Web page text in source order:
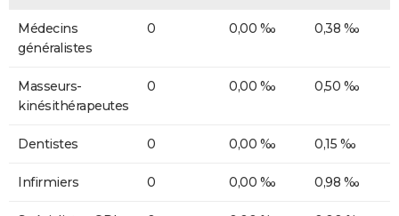
Médecins
généralistes
0 0,00 ‰ 0,38 ‰
Masseurs-
kinésithérapeutes
0 0,00 ‰ 0,50 ‰
Dentistes 0 0,00 ‰ 0,15 ‰
Infirmiers 0 0,00 ‰ 0,98 ‰